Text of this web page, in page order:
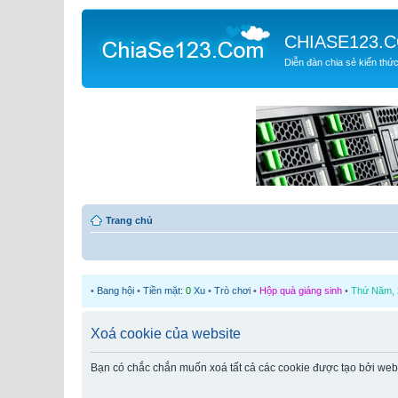
Diễn đàn chia sẻ kiến thức
Trang chủ
• Bang hội • Tiền mặt: 0 Xu • Trò chơi • Hộp quà giáng sinh • Thứ Năm,
Xoá cookie của website
Bạn có chắc chắn muốn xoá tất cả các cookie được tạo bởi